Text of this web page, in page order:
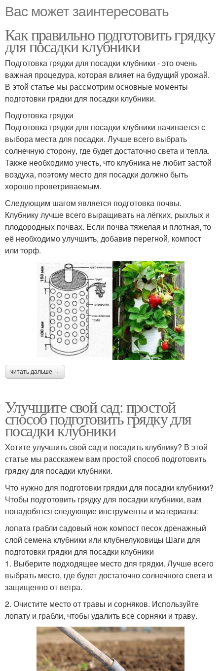
Вас может заинтересовать
Как правильно подготовить грядку
для посадки клубники
Подготовка грядки для посадки клубники - это очень
важная процедура, которая влияет на будущий урожай.
В этой статье мы рассмотрим основные моменты
подготовки грядки для посадки клубники.
Подготовка грядки
Подготовка грядки для посадки клубники начинается с
выбора места для посадки. Лучше всего выбрать
солнечную сторону, где будет достаточно света и тепла.
Также необходимо учесть, что клубника не любит застой
воздуха, поэтому место для посадки должно быть
хорошо проветриваемым.
Следующим шагом является подготовка почвы.
Клубнику лучше всего выращивать на лёгких, рыхлых и
плодородных почвах. Если почва тяжелая и плотная, то
её необходимо улучшить, добавив перегной, компост
или торф.
читать дальше →
Улучшите свой сад: простой
способ подготовить грядку для
посадки клубники
Хотите улучшить свой сад и посадить клубнику? В этой
статье мы расскажем вам простой способ подготовить
грядку для посадки клубники.
Что нужно для подготовки грядки для посадки клубники?
Чтобы подготовить грядку для посадки клубники, вам
понадобятся следующие инструменты и материалы:
лопата грабли садовый нож компост песок дренажный
слой семена клубники или клубнелуковицы Шаги для
подготовки грядки для посадки клубники
1. Выберите подходящее место для грядки. Лучше всего
выбрать место, где будет достаточно солнечного света и
защищенно от ветра.
2. Очистите место от травы и сорняков. Используйте
лопату и грабли, чтобы удалить все сорняки и траву.